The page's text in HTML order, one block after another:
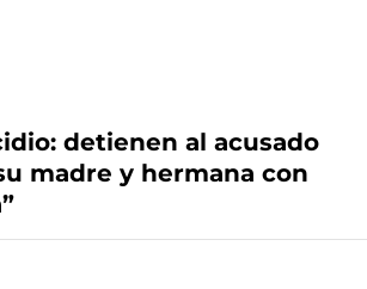
detienen al acusado
madre y hermana con